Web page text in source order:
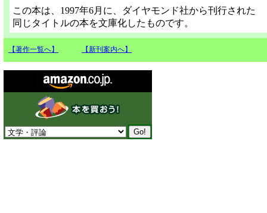
この本は、1997年6月に、ダイヤモンド社から刊行された
同じタイトルの本を文庫化したものです。
【著作一覧へ】 【新刊案内へ】